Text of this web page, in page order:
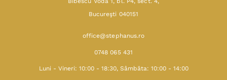
Bucureşti 040151
office@stephanus.ro
0748 065 431
Luni - Vineri: 10:00 - 18:30, Sâmbăta: 10:00 - 14:00